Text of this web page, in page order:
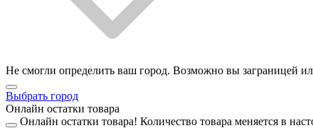
Не смогли определить ваш город. Возможно вы заграницей
Выбрать город
Онлайн остатки товара
Онлайн остатки товара! Количество товара меняется в